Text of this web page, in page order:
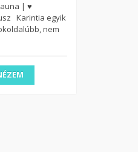
| ♥
Karintia egyik
nem